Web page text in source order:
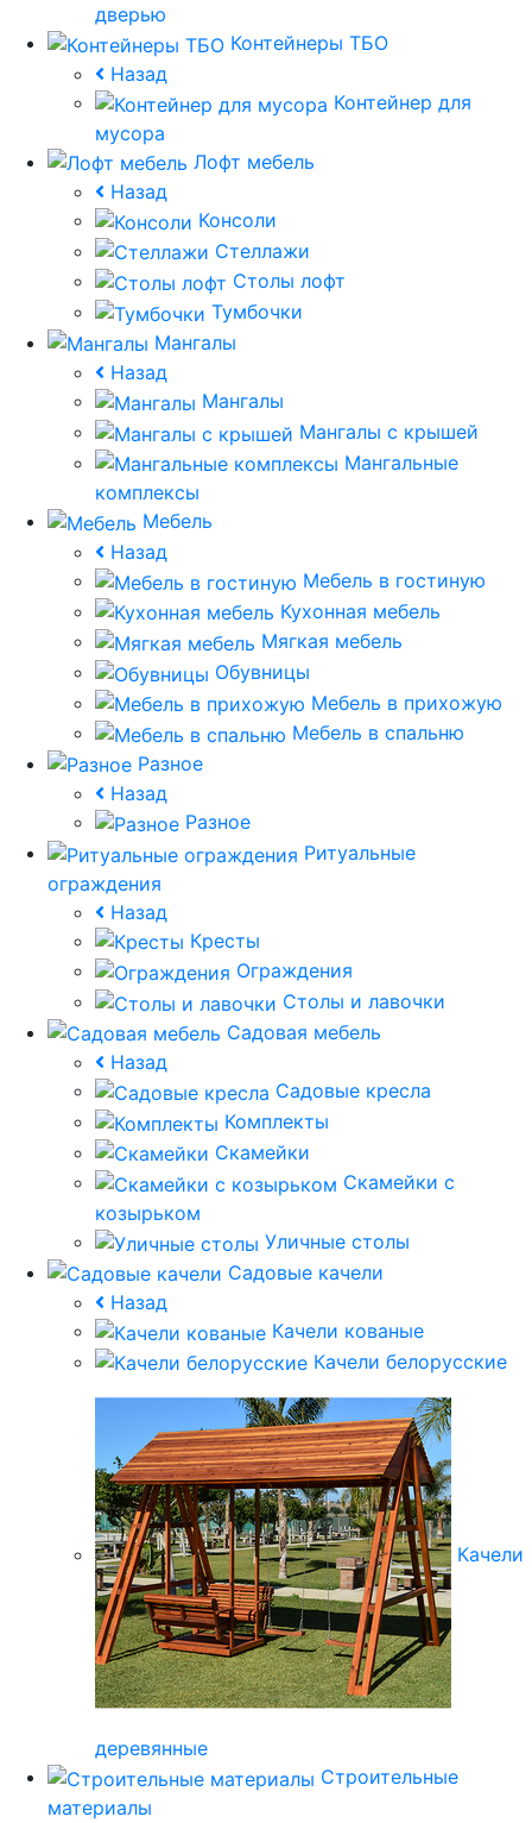
дверью
Контейнеры ТБО
Назад
Контейнер для
мусора
Лофт мебель
Назад
Консоли
Стеллажи
Столы лофт
Тумбочки
Мангалы
Назад
Мангалы
Мангалы с крышей
Мангальные
комплексы
Мебель
Назад
Мебель в гостиную
Кухонная мебель
Мягкая мебель
Обувницы
Мебель в прихожую
Мебель в спальню
Разное
Назад
Разное
Ритуальные
ограждения
Назад
Кресты
Ограждения
Столы и лавочки
Садовая мебель
Назад
Садовые кресла
Комплекты
Скамейки
Скамейки с
козырьком
Уличные столы
Садовые качели
Назад
Качели кованые
Качели белорусские
Качели
деревянные
Строительные
материалы